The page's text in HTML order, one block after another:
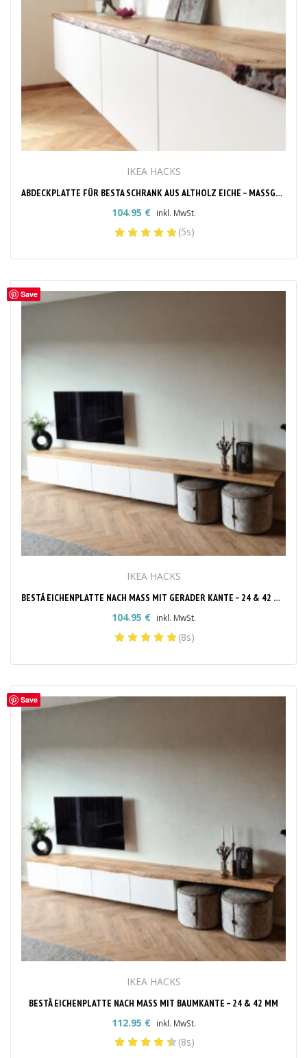
IKEA HACKS
ABDECKPLATTE FÜR BESTA SCHRANK AUS ALTHOLZ EICHE – MASSGEFERTIGT & STILVOLL
104.95 € inkl. MwSt.
(5s)
Save
IKEA HACKS
BESTÅ EICHENPLATTE NACH MASS MIT GERADER KANTE – 24 & 42 MM
104.95 € inkl. MwSt.
(8s)
Save
IKEA HACKS
BESTÅ EICHENPLATTE NACH MASS MIT BAUMKANTE – 24 & 42 MM
112.95 € inkl. MwSt.
(8s)